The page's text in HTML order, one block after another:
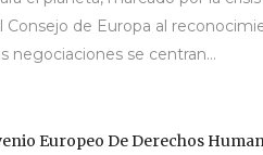
Consejo de Europa al
negociaciones se centran...
Europeo De Derechos